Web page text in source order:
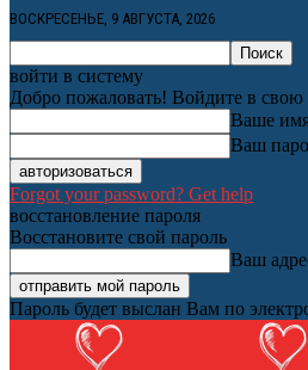
ВОСКРЕСЕНЬЕ, 9 АВГУСТА, 2026
войти в систему
Добро пожаловать! Войдите в свою
Ваше имя
Ваш
Forgot your password? Get help
восстановление пароля
Восстановите свой пароль
Ваш
Пароль будет выслан Вам по